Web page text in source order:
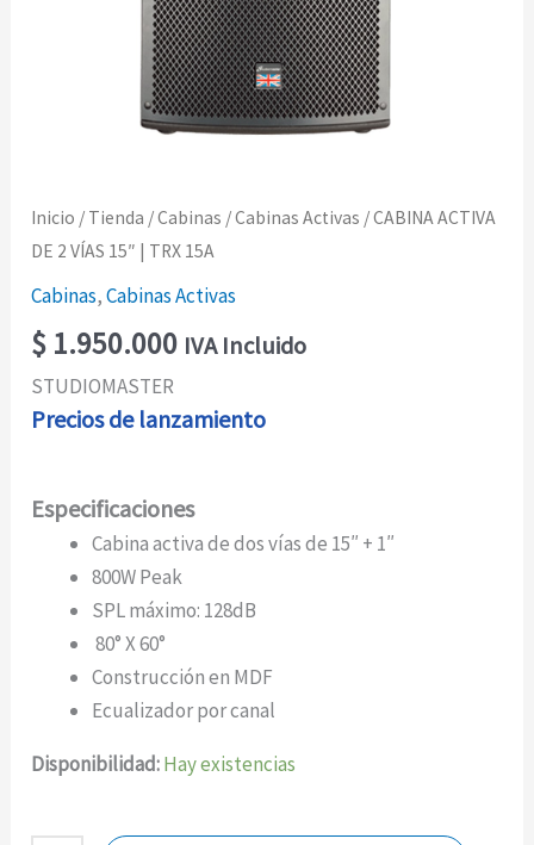
Inicio / Tienda /Cabinas /Cabinas Activas / CABINA ACTIVA
DE 2 VÍAS 15″ | TRX 15A
Cabinas,Cabinas Activas
$ 1.950.000 IVA Incluido
STUDIOMASTER
Precios de lanzamiento
Especificaciones
Cabina activa de dos vías de 15″ + 1″
800W Peak
SPL máximo: 128dB
80° X 60°
Construcción en MDF
Ecualizador por canal
Disponibilidad:Hay existencias